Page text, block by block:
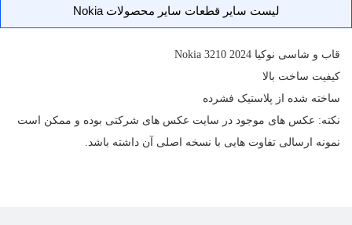
لیست سایر قطعات سایر محصولات Nokia
قاب و شاسی نوکیا Nokia 3210 2024
کیفیت ساخت بالا
ساخته شده از پلاستیک فشرده
نکته: عکس های موجود در سایت عکس های شرکتی بوده و ممکن است
نمونه ارسالی تفاوت هایی با نسخه اصلی آن داشته باشد.